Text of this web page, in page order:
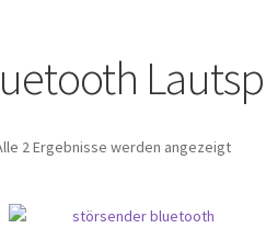
2 Ergebnisse werden angezeigt